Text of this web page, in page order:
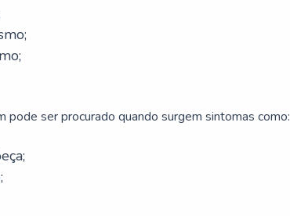
pode ser procurado quando surgem sintomas como: